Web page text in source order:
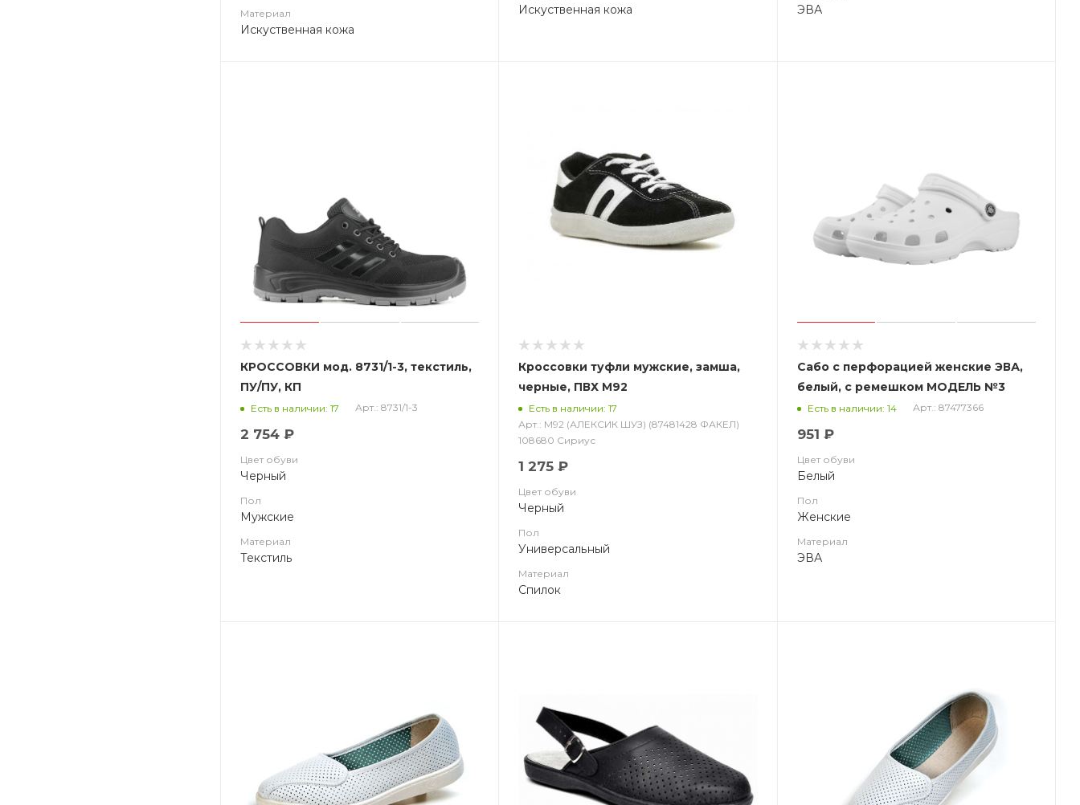
Материал
Искуственная кожа
Искуственная кожа ЭВА
КРОССОВКИ мод. 8731/1-3, текстиль,
ПУ/ПУ, КП
Есть в наличии: 17 Арт.: 8731/1-3
2 754 ₽
Цвет обуви
Черный
Пол
Мужские
Материал
Текстиль
Кроссовки туфли мужские, замша,
черные, ПВХ М92
Есть в наличии: 17
Арт.: М92 (АЛЕКСИК ШУЗ) (87481428 ФАКЕЛ)
108680 Сириус
1 275 ₽
Цвет обуви
Черный
Пол
Универсальный
Материал
Спилок
Сабо с перфорацией женские ЭВА,
белый, с ремешком МОДЕЛЬ №3
Step
Есть в наличии: 14 Арт.: 87477366
951 ₽
Цвет обуви
Белый
Пол
Женские
Материал
ЭВА